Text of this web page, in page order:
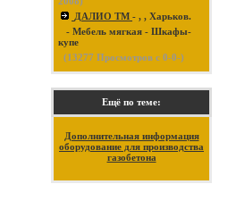
ДАЛИО ТМ - , , Харьков.
- Мебель мягкая - Шкафы-
купе
(13277 Просмотров с 0-0-)
Ещё по теме:
Дополнительная информация
оборудование для производства
газобетона